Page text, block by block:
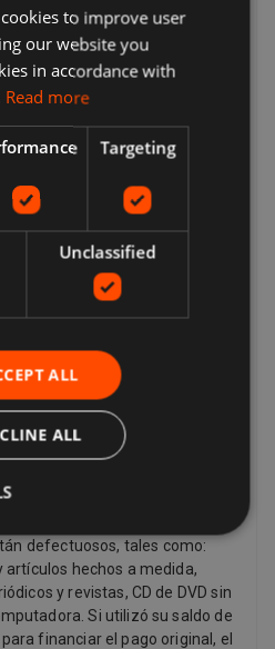
una compra y desea devolver
pagar los gastos de envío,
del vendedor. Los
una dirección de
adicional sobre el
el comprador. Los
de devolución si hay un
ejemplo, si el artículo no
del listado, está dañado o es
derecho de cancelar la compra
14 días a partir del día en que
por usted (que no sea el
bien ordenado por usted (si
digitales (por ejemplo,
inmediatamente
artículos como video, DVD,
de sexo y sensualidad y
el artículo ha sido sin sellar
defectuosos, tales como:
hechos a medida,
y revistas, CD de DVD sin
Si utilizó su saldo de
financiar el pago original, el
to improve user
our website you
in accordance with
Read more
Targeting
Unclassified
ALL
ALL